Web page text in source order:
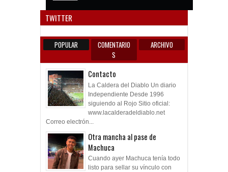
TWITTER
POPULAR
COMENTARIO
S
ARCHIVO
Contacto
La Caldera del Diablo Un diario
Independiente Desde 1996
siguiendo al Rojo Sitio oficial:
www.lacalderadeldiablo.net
Correo electrón...
Otra mancha al pase de
Machuca
Cuando ayer Machuca tenía todo
listo para sellar su vínculo con